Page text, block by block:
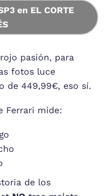
en EL CORTE
pasión, para
fotos luce
de 449,99€, eso sí.
Ferrari mide:
de los